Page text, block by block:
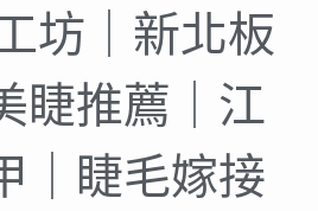
坊｜新北板
睫推薦｜江
｜睫毛嫁接